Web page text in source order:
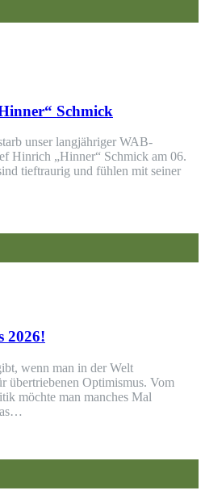
Schmick
unser langjähriger WAB-
Hinrich „Hinner“ Schmick am 06.
tieftraurig und fühlen mit seiner
2026!
wenn man in der Welt
übertriebenen Optimismus. Vom
möchte man manches Mal